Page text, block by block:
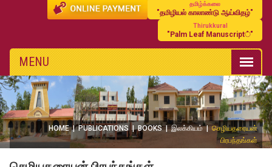
தமிழ்க்கலை
"தமிழியல் காலாண்டு ஆய்விதழ்"
Thirukkural
"Palm Leaf Manuscript்"
MENU
HOME | PUBLICATIONS | BOOKS | இலக்கியம் | செழியதரையன்
பிரபந்தங்கள்